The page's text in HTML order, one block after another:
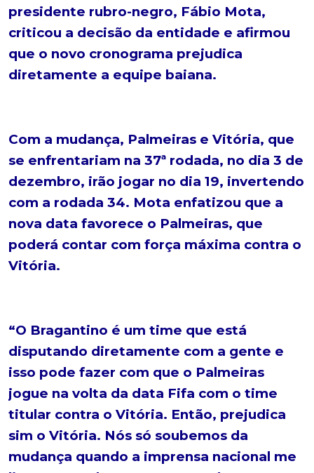
presidente rubro-negro, Fábio Mota,
criticou a decisão da entidade e afirmou
que o novo cronograma prejudica
diretamente a equipe baiana.
Com a mudança, Palmeiras e Vitória, que
se enfrentariam na 37ª rodada, no dia 3 de
dezembro, irão jogar no dia 19, invertendo
com a rodada 34. Mota enfatizou que a
nova data favorece o Palmeiras, que
poderá contar com força máxima contra o
Vitória.
“O Bragantino é um time que está
disputando diretamente com a gente e
isso pode fazer com que o Palmeiras
jogue na volta da data Fifa com o time
titular contra o Vitória. Então, prejudica
sim o Vitória. Nós só soubemos da
mudança quando a imprensa nacional me